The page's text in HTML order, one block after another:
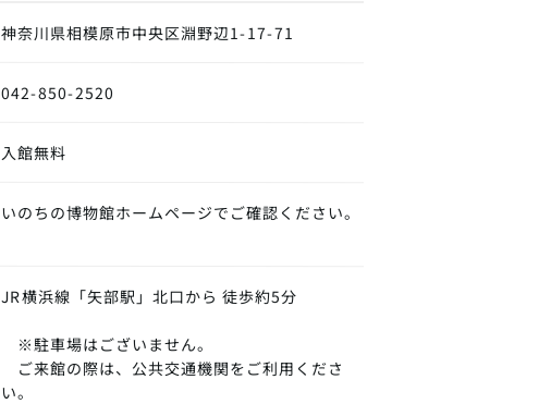
神奈川県相模原市中央区淵野辺1-17-71
042-850-2520
入館無料
いのちの博物館ホームページでご確認ください。
JR横浜線「矢部駅」北口から 徒歩約5分
※駐車場はございません。
ご来館の際は、公共交通機関をご利用くださ
い。